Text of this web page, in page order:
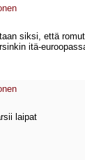
siksi, että
itä-
laipat